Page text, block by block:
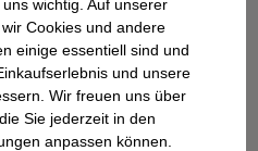
wichtig. Auf unserer
Cookies und andere
einige essentiell sind und
und unsere
Wir freuen uns über
Sie jederzeit in den
anpassen können.